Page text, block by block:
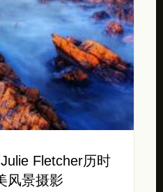
Fletcher历时
风景摄影